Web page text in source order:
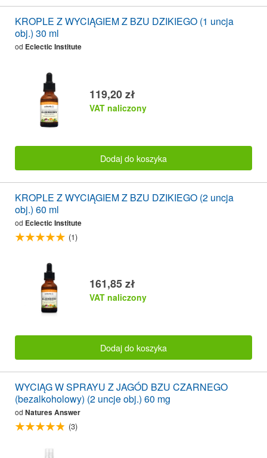
KROPLE Z WYCIĄGIEM Z BZU DZIKIEGO (1 uncja
obj.) 30 ml
od Eclectic Institute
119,20 zł
VAT naliczony
Dodaj do koszyka
KROPLE Z WYCIĄGIEM Z BZU DZIKIEGO (2 uncja
obj.) 60 ml
od Eclectic Institute
(1)
161,85 zł
VAT naliczony
Dodaj do koszyka
WYCIĄG W SPRAYU Z JAGÓD BZU CZARNEGO
(bezalkoholowy) (2 uncje obj.) 60 mg
od Natures Answer
(3)